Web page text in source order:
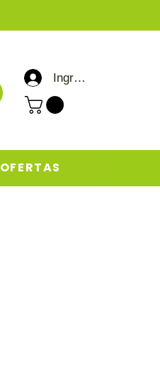
Ingresar /
OFERTAS